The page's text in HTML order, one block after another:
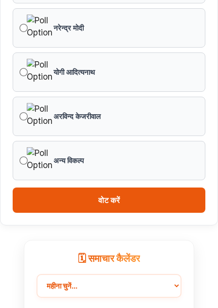
नरेन्द्र मोदी
योगी आदित्यनाथ
अरविन्द केजरीवाल
अन्य विकल्प
वोट करें
🗓️ समाचार कैलेंडर